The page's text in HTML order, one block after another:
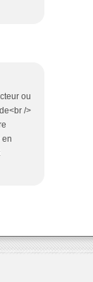
ou
/>
en